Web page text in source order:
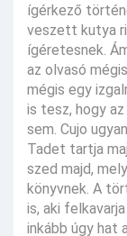
ígérkező
veszett kutya
ígéretesnek.
az olvasó
mégis egy
is tesz, hogy
sem. Cujo
Tadet tartja
szed majd,
könyvnek. A
is, aki
inkább úgy hat